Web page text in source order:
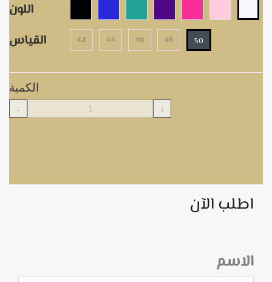
اللون
القياس
42 44 46 48 50
الكمية
- +
اطلب الآن
الاسم